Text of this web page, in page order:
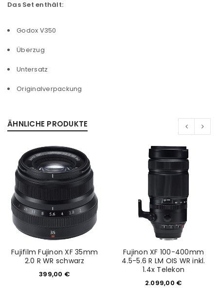
Das Set enthält:
Godox V350
Überzug
Untersatz
Originalverpackung
ÄHNLICHE PRODUKTE
Fujifilm Fujinon XF 35mm
2.0 R WR schwarz
399,00 €
Fujinon XF 100-400mm
4.5-5.6 R LM OIS WR inkl.
1.4x Telekon
2.099,00 €